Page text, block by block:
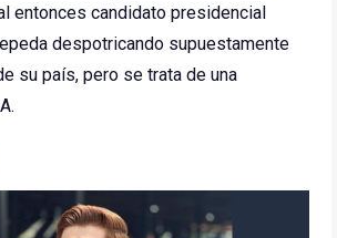
entonces candidato presidencial
despotricando supuestamente
su país, pero se trata de una